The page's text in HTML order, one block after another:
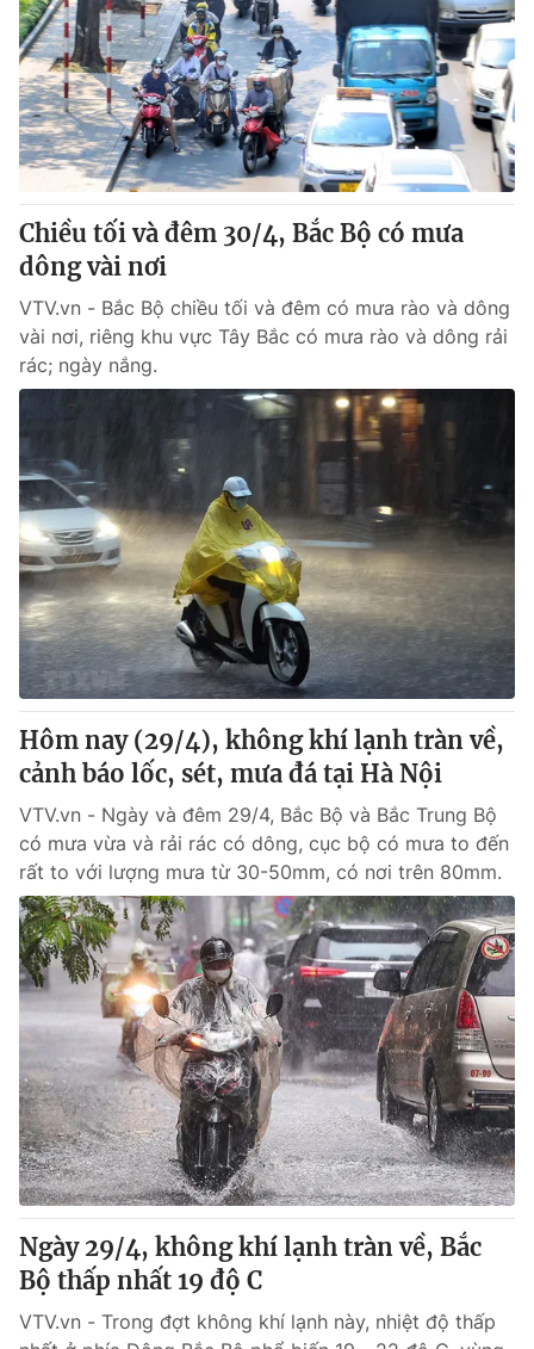
Chiều tối và đêm 30/4, Bắc Bộ có mưa
dông vài nơi
VTV.vn - Bắc Bộ chiều tối và đêm có mưa rào và dông
vài nơi, riêng khu vực Tây Bắc có mưa rào và dông rải
rác; ngày nắng.
Hôm nay (29/4), không khí lạnh tràn về,
cảnh báo lốc, sét, mưa đá tại Hà Nội
VTV.vn - Ngày và đêm 29/4, Bắc Bộ và Bắc Trung Bộ
có mưa vừa và rải rác có dông, cục bộ có mưa to đến
rất to với lượng mưa từ 30-50mm, có nơi trên 80mm.
Ngày 29/4, không khí lạnh tràn về, Bắc
Bộ thấp nhất 19 độ C
VTV.vn - Trong đợt không khí lạnh này, nhiệt độ thấp